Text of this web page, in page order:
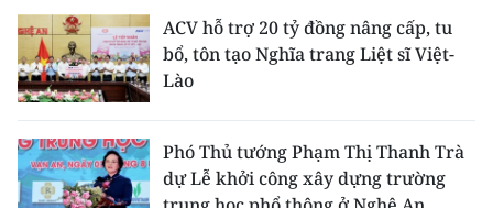
ACV hỗ trợ 20 tỷ đồng nâng cấp, tu
bổ, tôn tạo Nghĩa trang Liệt sĩ Việt-
Lào
Phó Thủ tướng Phạm Thị Thanh Trà
dự Lễ khởi công xây dựng trường